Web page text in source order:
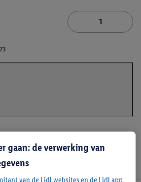
gaan: de verwerking van
van de Lidl websites en de Lidl app